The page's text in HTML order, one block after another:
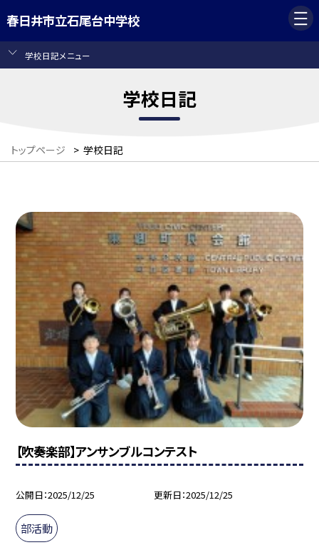
春日井市立石尾台中学校
学校日記メニュー
学校日記
トップページ > 学校日記
【吹奏楽部】アンサンブルコンテスト
公開日 2025/12/25 更新日 2025/12/25
部活動